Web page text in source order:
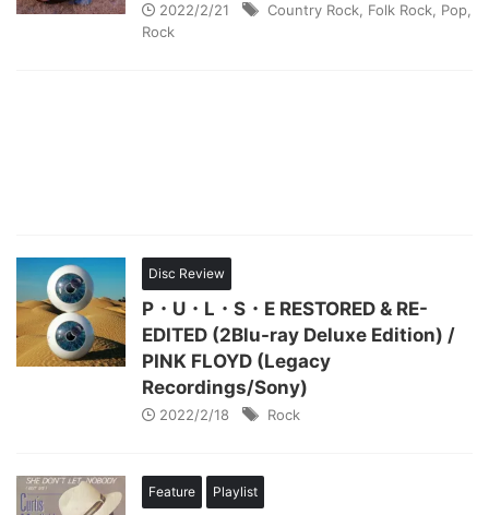
2022/2/21 Country Rock Folk Rock Pop
Rock
Disc Review
P・U・L・S・E RESTORED & RE-
EDITED (2Blu-ray Deluxe Edition) /
PINK FLOYD (Legacy
Recordings/Sony)
2022/2/18 Rock
Feature Playlist